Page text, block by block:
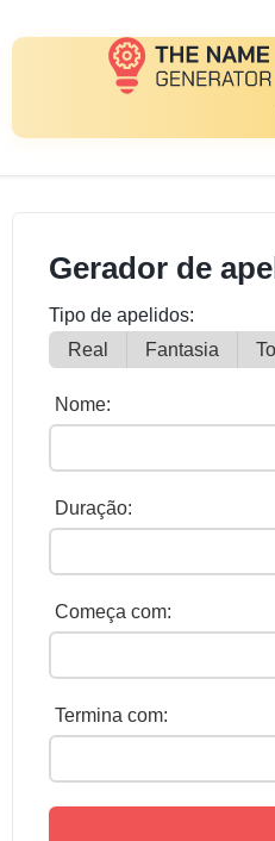
Gerador de
Tipo de apelidos:
Real
Fantasia
Nome:
Duração:
Começa com:
Termina com: